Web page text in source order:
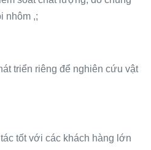
nhôm ,;
triển riêng để nghiên cứu vật
tốt với các khách hàng lớn